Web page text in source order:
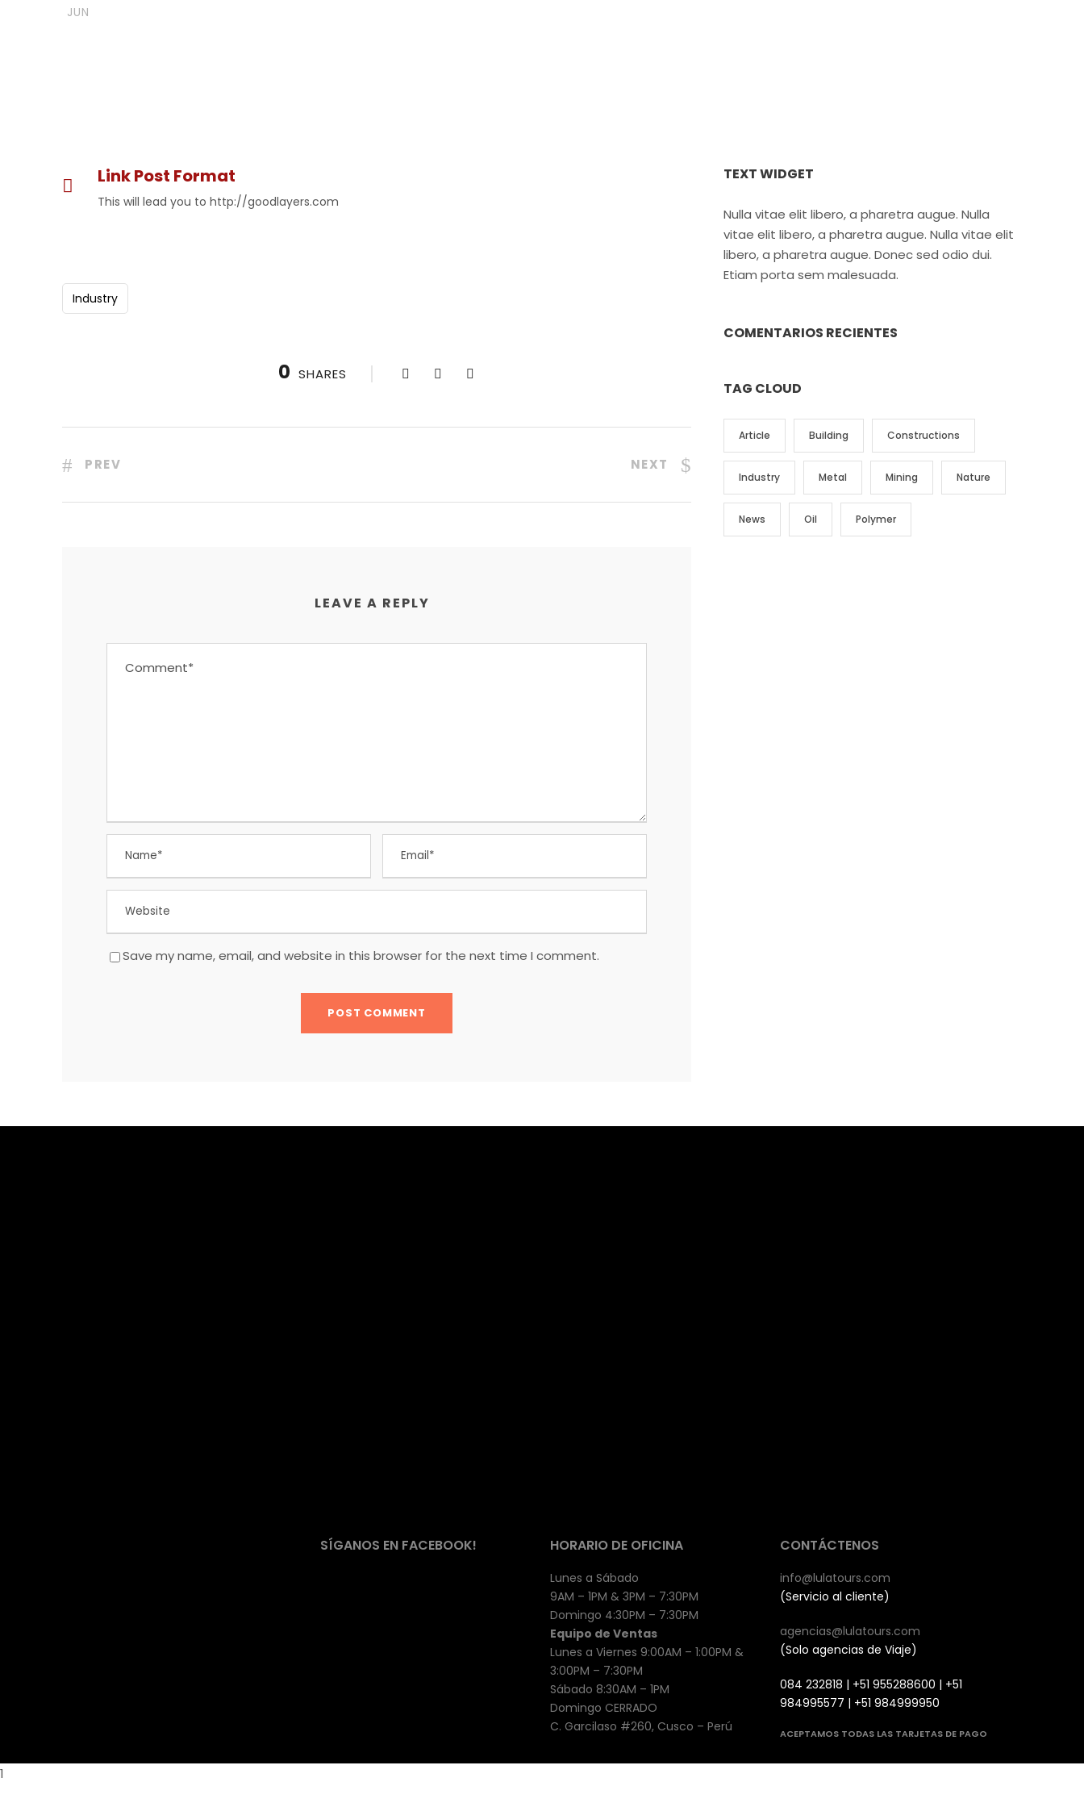
JUN
Link Post Format
This will lead you to http://goodlayers.com
Industry
0 SHARES
PREV NEXT
LEAVE A REPLY
Save my name, email, and website in this browser for the next time I comment.
TEXT WIDGET
Nulla vitae elit libero, a pharetra augue. Nulla
vitae elit libero, a pharetra augue. Nulla vitae elit
libero, a pharetra augue. Donec sed odio dui.
Etiam porta sem malesuada.
COMENTARIOS RECIENTES
TAG CLOUD
Article Building Constructions
Industry Metal Mining Nature
News Oil Polymer
SÍGANOS EN FACEBOOK! HORARIO DE OFICINA
Lunes a Sábado
9AM – 1PM & 3PM – 7:30PM
Domingo 4:30PM – 7:30PM
Equipo de Ventas
Lunes a Viernes 9:00AM – 1:00PM &
3:00PM – 7:30PM
Sábado 8:30AM – 1PM
Domingo CERRADO
C. Garcilaso #260, Cusco – Perú
CONTÁCTENOS
info@lulatours.com
(Servicio al cliente)
agencias@lulatours.com
(Solo agencias de Viaje)
084 232818 | +51 955288600 | +51
984995577 | +51 984999950
ACEPTAMOS TODAS LAS TARJETAS DE PAGO
1